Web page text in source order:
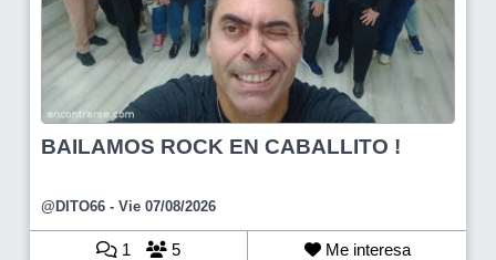
BAILAMOS ROCK EN CABALLITO !
@DITO66 - Vie 07/08/2026
1 5 Me interesa